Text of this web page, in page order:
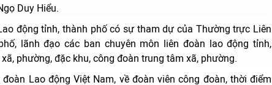
Duy Hiểu.
động tỉnh, thành phố có sự tham dự của Thường trực Liên
lãnh đạo các ban chuyên môn liên đoàn lao động tỉnh,
phường, đặc khu, công đoàn trung tâm xã, phường.
Lao động Việt Nam, về đoàn viên công đoàn, thời điểm